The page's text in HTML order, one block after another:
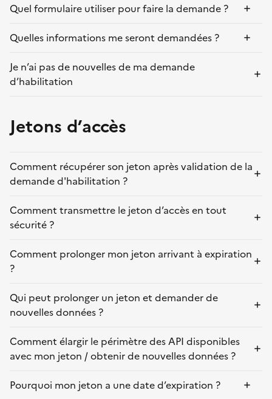
Quel formulaire utiliser pour faire la demande ?
Quelles informations me seront demandées ?
Je n’ai pas de nouvelles de ma demande
d’habilitation
Jetons d’accès
Comment récupérer son jeton après validation de la
demande d'habilitation ?
Comment transmettre le jeton d’accès en tout
sécurité ?
Comment prolonger mon jeton arrivant à expiration
?
Qui peut prolonger un jeton et demander de
nouvelles données ?
Comment élargir le périmètre des API disponibles
avec mon jeton / obtenir de nouvelles données ?
Pourquoi mon jeton a une date d’expiration ?